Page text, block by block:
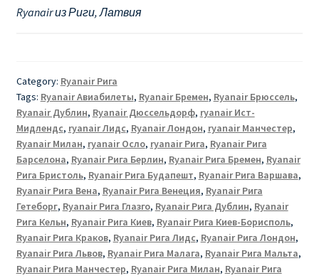
Ryanair из Риги, Латвия
Category: Ryanair Рига
Tags: Ryanair Авиабилеты, Ryanair Бремен, Ryanair Брюссель,
Ryanair Дублин, Ryanair Дюссельдорф, ryanair Ист-
Мидлендс, ryanair Лидс, Ryanair Лондон, ryanair Манчестер,
Ryanair Милан, ryanair Осло, ryanair Рига, Ryanair Рига
Барселона, Ryanair Рига Берлин, Ryanair Рига Бремен, Ryanair
Рига Бристоль, Ryanair Рига Будапешт, Ryanair Рига Варшава,
Ryanair Рига Вена, Ryanair Рига Венеция, Ryanair Рига
Гетеборг, Ryanair Рига Глазго, Ryanair Рига Дублин, Ryanair
Рига Кельн, Ryanair Рига Киев, Ryanair Рига Киев-Борисполь,
Ryanair Рига Краков, Ryanair Рига Лидс, Ryanair Рига Лондон,
Ryanair Рига Львов, Ryanair Рига Малага, Ryanair Рига Мальта,
Ryanair Рига Манчестер, Ryanair Рига Милан, Ryanair Рига